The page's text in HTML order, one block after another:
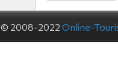
© 2008-2022 Online-